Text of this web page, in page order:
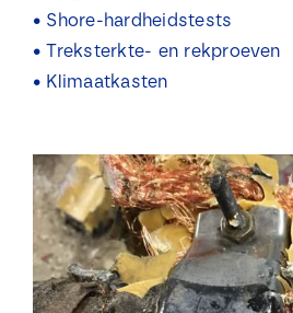
• Shore-hardheidstests
• Treksterkte- en rekproeven
• Klimaatkasten